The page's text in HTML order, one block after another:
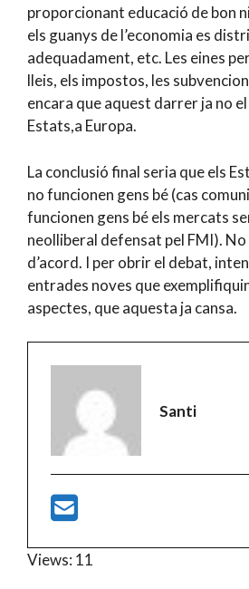
proporcionant educació de bon
els guanys de l’economia es
adequadament, etc. Les eines
lleis, els impostos, les
encara que aquest darrer ja no
Estats,a Europa.
La conclusió final seria que els
no funcionen gens bé (cas
funcionen gens bé els mercats
neolliberal defensat pel FMI). No
d’acord. I per obrir el debat,
entrades noves que
aspectes, que aquesta ja cansa.
Santi
Views: 11